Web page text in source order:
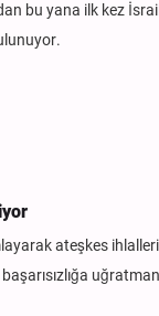
bu yana ilk kez
ateşkes